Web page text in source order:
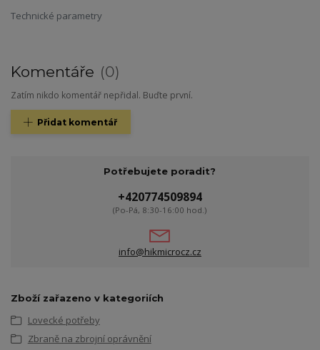
Technické parametry
Komentáře 0
Zatím nikdo komentář nepřidal. Buďte první.
Přidat komentář
Potřebujete poradit?
+420774509894
(Po-Pá, 8:30-16:00 hod.)
info@hikmicrocz.cz
Zboží zařazeno v kategoriích
Lovecké potřeby
Zbraně na zbrojní oprávnění